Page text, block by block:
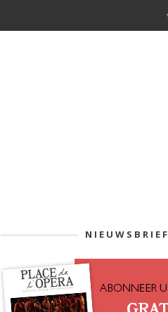
NIEUWSBRIEF